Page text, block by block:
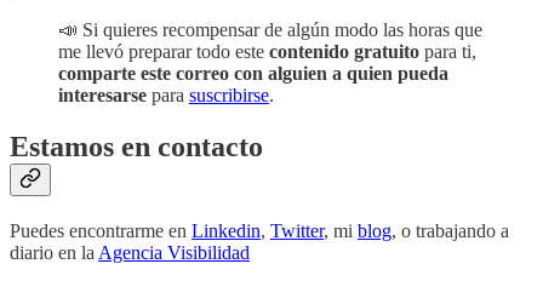
📣 Si quieres recompensar de algún modo las horas que
me llevó preparar todo este contenido gratuito para ti,
comparte este correo con alguien a quien pueda
interesarse para suscribirse.
Estamos en contacto
Puedes encontrarme en Linkedin, Twitter, mi blog, o trabajando a
diario en la Agencia Visibilidad